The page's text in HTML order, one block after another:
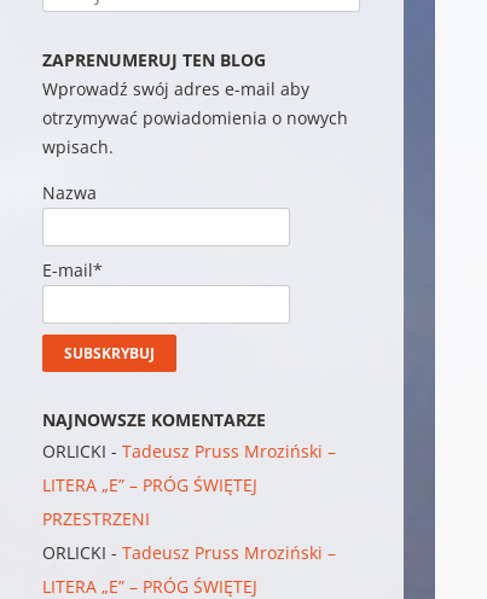
ZAPRENUMERUJ TEN BLOG
Wprowadź swój adres e-mail aby
otrzymywać powiadomienia o nowych
wpisach.
Nazwa
E-mail*
NAJNOWSZE KOMENTARZE
ORLICKI -Tadeusz Pruss Mroziński –
LITERA „E” – PRÓG ŚWIĘTEJ
PRZESTRZENI
ORLICKI -Tadeusz Pruss Mroziński –
LITERA „E” – PRÓG ŚWIĘTEJ